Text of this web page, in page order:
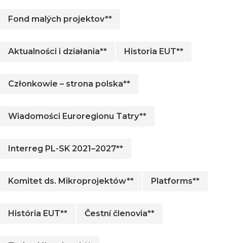
Fond malých projektov**
Aktualności i działania** Historia EUT**
Członkowie – strona polska**
Wiadomości Euroregionu Tatry**
Interreg PL-SK 2021–2027**
Komitet ds. Mikroprojektów** Platforms**
História EUT** Čestní členovia**